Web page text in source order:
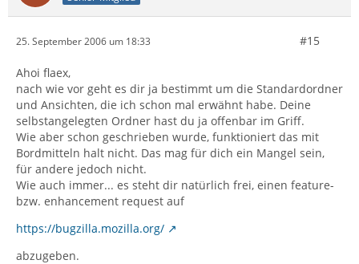
25. September 2006 um 18:33 #15
Ahoi flaex,
nach wie vor geht es dir ja bestimmt um die Standardordner
und Ansichten, die ich schon mal erwähnt habe. Deine
selbstangelegten Ordner hast du ja offenbar im Griff.
Wie aber schon geschrieben wurde, funktioniert das mit
Bordmitteln halt nicht. Das mag für dich ein Mangel sein,
für andere jedoch nicht.
Wie auch immer... es steht dir natürlich frei, einen feature-
bzw. enhancement request auf
https://bugzilla.mozilla.org/
abzugeben.